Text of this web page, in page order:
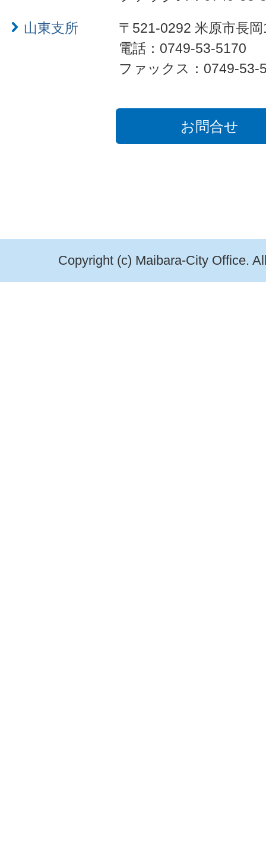
山東支所
〒521-0292 米原市長
電話：0749-53-5170
ファックス：0749-53-
お問合せ
Copyright (c) Maibara-City Office.